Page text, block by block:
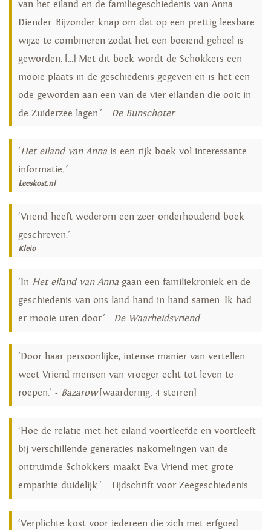
van het eiland en de familiegeschiedenis van Anna
Diender. Bijzonder knap om dat op een prettig leesbare
wijze te combineren zodat het een boeiend geheel is
geworden. [...] Met dit boek wordt de Schokkers een
mooie plaats in de geschiedenis gegeven en is het een
ode geworden aan een van de vier eilanden die ooit in
de Zuiderzee lagen.' - De Bunschoter
'Het eiland van Anna is een rijk boek vol interessante
informatie.'
Leeskost.nl
‘Vriend heeft wederom een zeer onderhoudend boek
geschreven.’
Kleio
'In Het eiland van Anna gaan een familiekroniek en de
geschiedenis van ons land hand in hand samen. Ik had
er mooie uren door.' - De Waarheidsvriend
'Door haar persoonlijke, intense manier van vertellen
weet Vriend mensen van vroeger echt tot leven te
roepen.' - Bazarow[waardering: 4 sterren]
‘Hoe de relatie met het eiland voortleefde en voortleeft
bij verschillende generaties nakomelingen van de
ontruimde Schokkers maakt Eva Vriend met grote
empathie duidelijk.’ - Tijdschrift voor Zeegeschiedenis
‘Verplichte kost voor iedereen die zich met erfgoed